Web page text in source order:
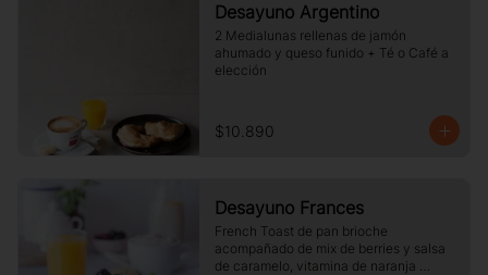
Desayuno Argentino
2 Medialunas rellenas de jamón
ahumado y queso funido + Té o Café a
elección
$10.890
Desayuno Frances
French Toast de pan brioche
acompañado de mix de berries y salsa
de caramelo, vitamina de naranja